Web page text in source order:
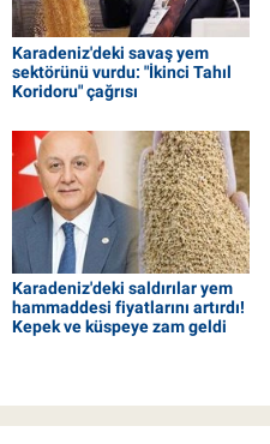
Karadeniz'deki savaş yem
sektörünü vurdu: "İkinci Tahıl
Koridoru" çağrısı
Karadeniz'deki saldırılar yem
hammaddesi fiyatlarını artırdı!
Kepek ve küspeye zam geldi